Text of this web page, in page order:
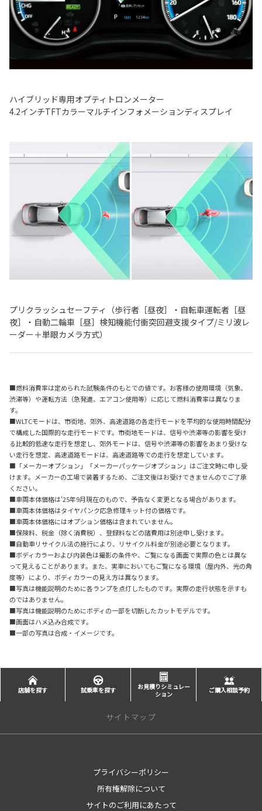
ハイブリッド専用オプティトロンメーター
4.2インチTFTカラーマルチインフォメーションディスプレイ
プリクラッシュセーフティ（歩行者［昼夜］・自転車運転者［昼
夜］・自動二輪車［昼］検知機能付衝突回避支援タイプ/ミリ波レ
ーダー＋単眼カメラ方式）
■燃料消費率は定められた試験条件のもとでの値です。お客様の使用環境（気象、
渋滞等）や運転方法（急発進、エアコン使用等）に応じて燃料消費率は異なりま
す。
■WLTCモードは、市街地、郊外、高速道路の各走行モードを平均的な使用時間配分
で構成した国際的な走行モードです。市街地モードは、信号や渋滞等の影響を受け
る比較的低速な走行を想定し、郊外モードは、信号や渋滞等の影響をあまり受けな
い走行を想定、高速道路モードは、高速道路等での走行を想定しています。
■「メーカーオプション」「メーカーパッケージオプション」はご注文時に申し受
けます。メーカーの工場で装着するため、ご注文後はお受けできませんのでご了承
ください。
■車両本体価格は'25年9月現在のもので、予告なく変更となる場合があります。
■車両本体価格はタイヤパンク応急修理キット付の価格です。
■車両本体価格にはオプション価格は含まれていません。
■保険料、税金（除く消費税）、登録料などの諸費用は別途申し受けます。
■自動車リサイクル法の施行により、リサイクル料金が別途必要となります。
■ボディカラーおよび内装色は撮影の条件や、ご覧になる画面で実際の色とは異な
って見えることがあります。また、実車においてもご覧になる環境（屋内外、光の角
度等）により、ボディカラーの見え方は異なります。
■写真は機能説明のために各ランプを点灯したものです。実際の走行状態を示すも
のではありません。
■写真は機能説明のためにボディの一部を切断したカットモデルです。
■画面はハメ込み合成です。
■一部の写真は合成・イメージです。
店舗を探す 試乗車を探す
お見積りシミュレー
ション
ご購入相談予約
サイトマップ
プライバシーポリシー
所有権解除について
サイトのご利用にあたって